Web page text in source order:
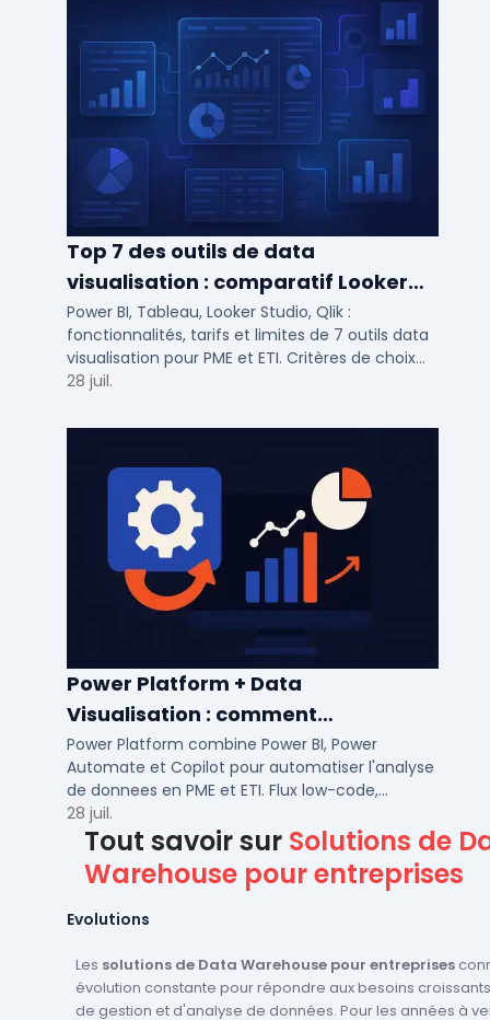
Top 7 des outils de data
visualisation : comparatif Looker
Studio, Tableau vs Power BI et
autres
Power BI, Tableau, Looker Studio, Qlik :
fonctionnalités, tarifs et limites de 7 outils data
visualisation pour PME et ETI. Critères de choix
selon votre SI et vos cas d'usage.
28 juil.
Power Platform + Data
Visualisation : comment
automatiser l’analyse de vos
données ?
Power Platform combine Power BI, Power
Automate et Copilot pour automatiser l'analyse
de donnees en PME et ETI. Flux low-code,
tableaux de bord temps reel et gouvernance
integree.
28 juil.
Tout savoir sur Solutions de
Warehouse pour entreprises
Evolutions
Les solutions de Data Warehouse pour entreprises
évolution constante pour répondre aux besoins
de gestion et d'analyse de données. Pour les années à